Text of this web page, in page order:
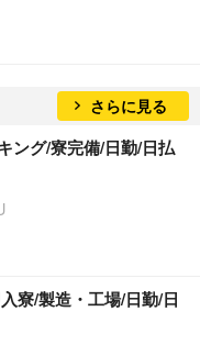
さらに見る
ング/寮完備/日勤/日払
寮/製造・工場/日勤/日